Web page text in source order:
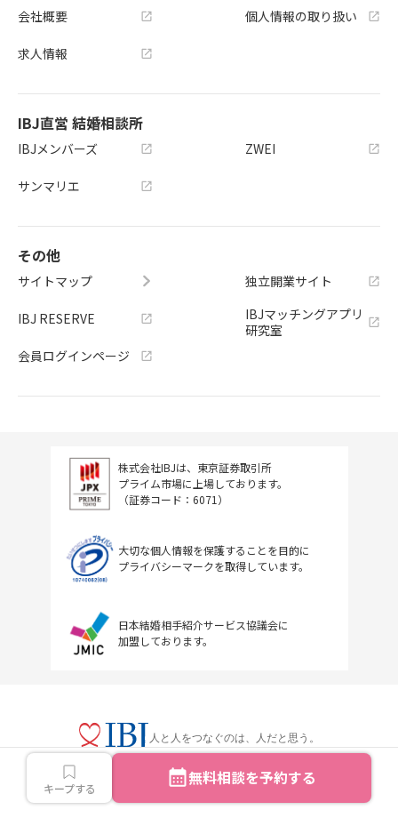
キープする 無料相談を予約する
会社概要
求人情報
個人情報の取り扱い
IBJ直営 結婚相談所
IBJメンバーズ
サンマリエ
ZWEI
その他
サイトマップ
IBJ RESERVE
会員ログインページ
独立開業サイト
IBJマッチングアプリ
研究室
株式会社IBJは、東京証券取引所
プライム市場に上場しております。
（証券コード：6071）
大切な個人情報を保護することを目的に
プライバシーマークを取得しています。
日本結婚相手紹介サービス協議会に
加盟しております。
人と人をつなぐのは、人だと思う。